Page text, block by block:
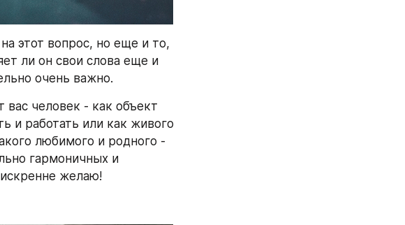
этот вопрос, но еще и то,
ли он свои слова еще и
очень важно.
человек - как объект
и работать или как живого
любимого и родного -
гармоничных и
желаю!